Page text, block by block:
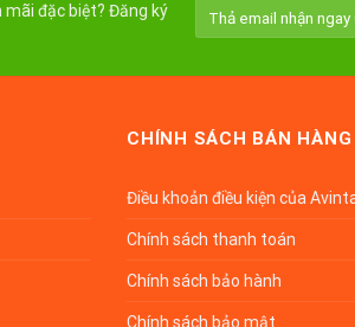
mãi đặc biệt? Đăng ký
CHÍNH SÁCH BÁN HÀNG
Điều khoản điều kiện của
Chính sách thanh toán
Chính sách bảo hành
Chính sách bảo mật